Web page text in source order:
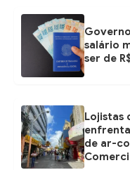
salário
ser de
Lojistas
de ar-